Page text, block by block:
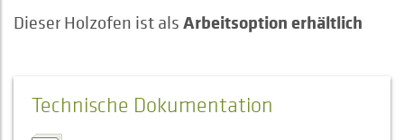
Dieser Holzofen ist als Arbeitsoption erhältlich
Technische Dokumentation